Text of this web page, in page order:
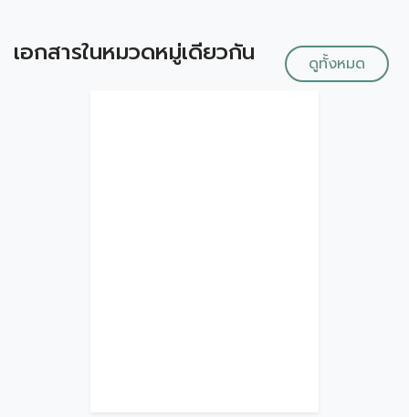
เอกสารในหมวดหมู่เดียวกัน ดูทั้งหมด